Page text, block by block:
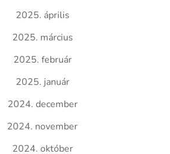
2025. április
2025. március
2025. február
2025. január
2024. december
2024. november
2024. október